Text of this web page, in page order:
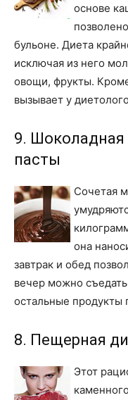
основе
бульоне. Диета
исключая из него
овощи, фрукты.
вызывает у
9. Шоколадная
пасты
Сочетая
она
завтрак и обед
вечер можно
остальные
8. Пещерная
Этот